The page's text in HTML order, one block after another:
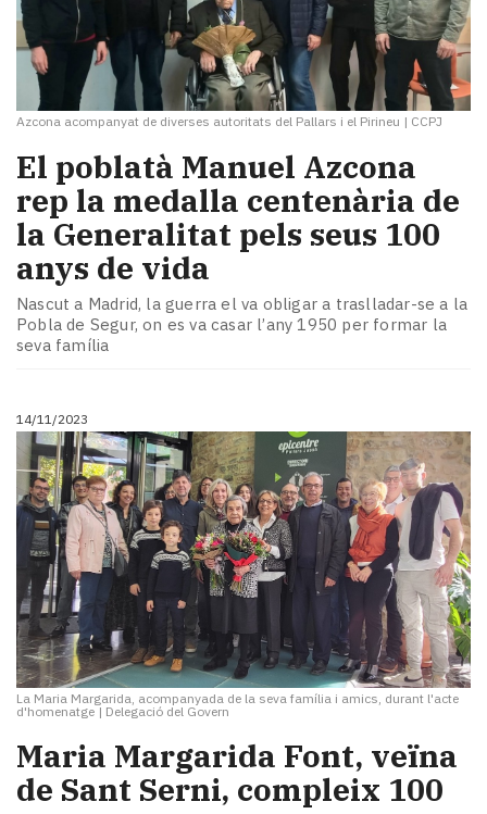
Azcona acompanyat de diverses autoritats del Pallars i el Pirineu | CCPJ
El poblatà Manuel Azcona
rep la medalla centenària de
la Generalitat pels seus 100
anys de vida
Nascut a Madrid, la guerra el va obligar a traslladar-se a la
Pobla de Segur, on es va casar l’any 1950 per formar la
seva família
14/11/2023
La Maria Margarida, acompanyada de la seva família i amics, durant l'acte
d'homenatge| Delegació del Govern
Maria Margarida Font, veïna
de Sant Serni, compleix 100